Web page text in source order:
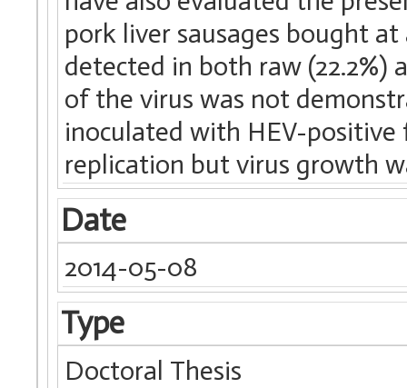
pork liver sausages bought
detected in both raw (22.2%)
of the virus was not
inoculated with HEV-
replication but virus growth
Date
2014-05-08
Type
Doctoral Thesis